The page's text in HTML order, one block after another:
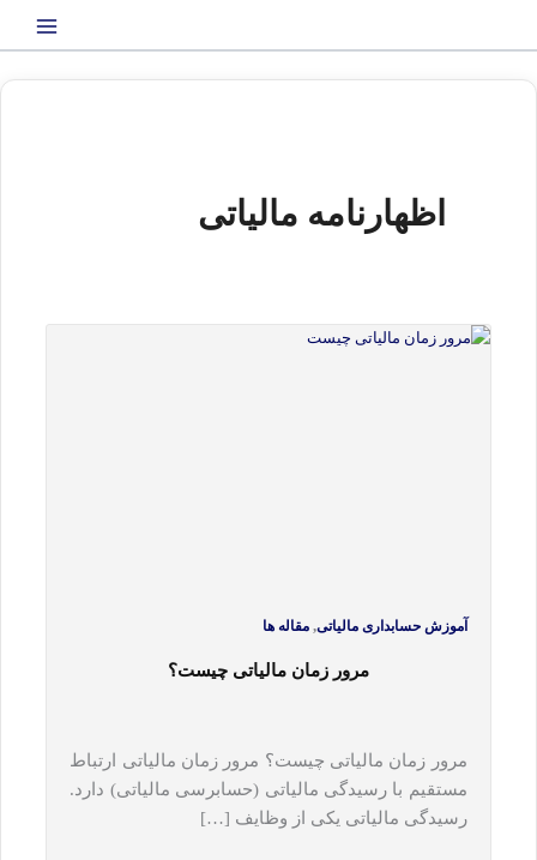
اظهارنامه مالیاتی
آموزش حسابداری مالیاتی,مقاله ها
مرور زمان مالیاتی چیست؟
مرور زمان مالیاتی چیست؟ مرور زمان مالیاتی ارتباط
مستقیم با رسیدگی مالیاتی (حسابرسی مالیاتی) دارد.
رسیدگی مالیاتی یکی از وظایف […]